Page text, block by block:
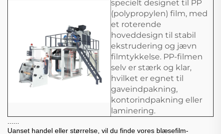
specielt designet til PP
(polypropylen) film, med
et roterende
hoveddesign til stabil
ekstrudering og jævn
filmtykkelse. PP-filmen
selv er stærk og klar,
hvilket er egnet til
gaveindpakning,
kontorindpakning eller
laminering.
Uanset handel eller størrelse, vil du finde vores blæsefilm-